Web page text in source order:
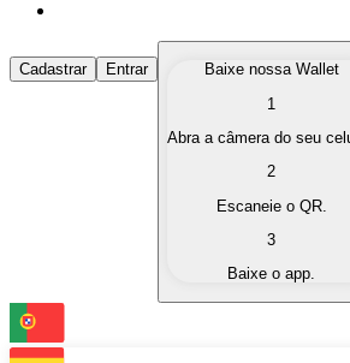
Comprar Criptomoedas
Compre as criptomoedas de
Converta suas criptomoedas
Troque uma criptomoeda por
Cadastrar Entrar
Baixe nossa Wallet
1
Abra a câmera do seu
2
Escaneie o QR.
3
Baixe o app.